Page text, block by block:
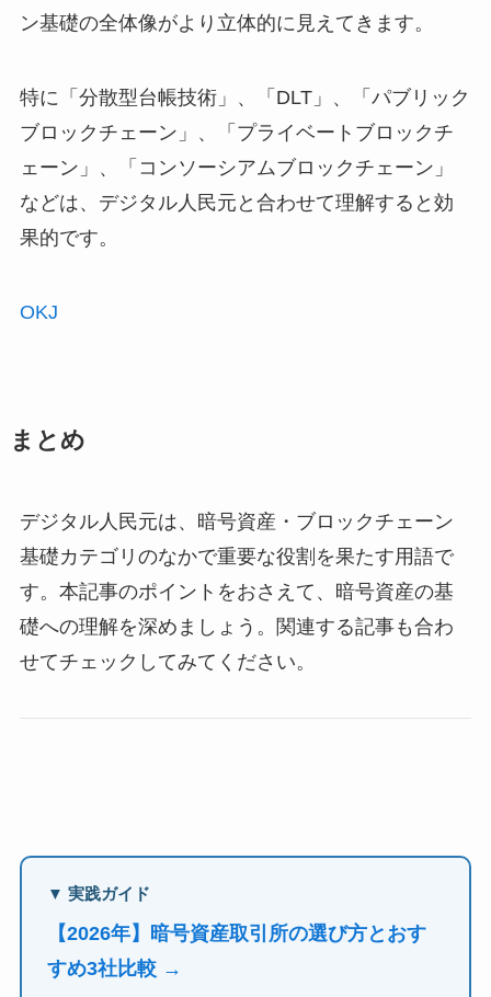
ン基礎の全体像がより立体的に見えてきます。
特に「分散型台帳技術」、「DLT」、「パブリック
ブロックチェーン」、「プライベートブロックチ
ェーン」、「コンソーシアムブロックチェーン」
などは、デジタル人民元と合わせて理解すると効
果的です。
OKJ
まとめ
デジタル人民元は、暗号資産・ブロックチェーン
基礎カテゴリのなかで重要な役割を果たす用語で
す。本記事のポイントをおさえて、暗号資産の基
礎への理解を深めましょう。関連する記事も合わ
せてチェックしてみてください。
▼ 実践ガイド
【2026年】暗号資産取引所の選び方とおす
すめ3社比較 →